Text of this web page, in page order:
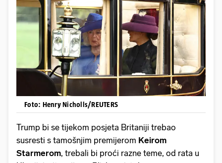
Foto: Henry Nicholls/REUTERS
Trump bi se tijekom posjeta Britaniji trebao
susresti s tamošnjim premijerom Keirom
Starmerom, trebali bi proći razne teme, od rata u